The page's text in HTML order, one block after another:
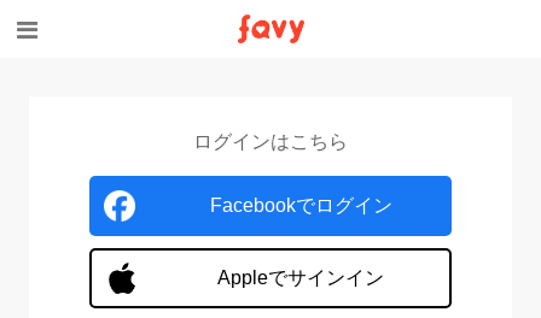
ログインはこちら
Facebookでログイン
Appleでサインイン